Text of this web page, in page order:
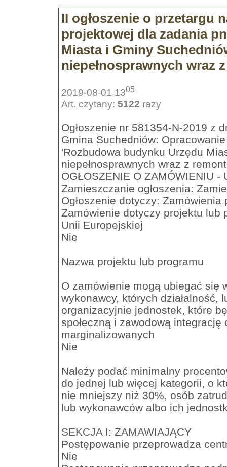
II ogłoszenie o przetargu
projektowej dla zadania
Miasta i Gminy
niepełnosprawnych wraz
2019-08-01 1305
Art. czytany: 5122 razy
Ogłoszenie nr 581354-N-2019 z
Gmina Suchedniów:
'Rozbudowa budynku Urzędu
niepełnosprawnych wraz z
OGŁOSZENIE O ZAMÓWIENIU -
Zamieszczanie ogłoszenia:
Ogłoszenie dotyczy: Zamówienia
Zamówienie dotyczy projektu lub
Unii Europejskiej
Nie
Nazwa projektu lub programu
O zamówienie mogą ubiegać się
wykonawcy, których działalność,
organizacyjnie jednostek, które
społeczną i zawodową integrację
marginalizowanych
Nie
Należy podać minimalny
do jednej lub więcej kategorii, o
nie mniejszy niż 30%, osób
lub wykonawców albo ich
SEKCJA I: ZAMAWIAJĄCY
Postępowanie przeprowadza
Nie